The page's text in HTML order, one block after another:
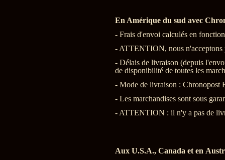
En Amérique du sud avec
- Frais d'envoi calculés en
- ATTENTION, nous n'acceptons
- Délais de livraison (depuis
de disponibilité de toutes les
- Mode de livraison : Chronopost
- Les marchandises sont sous
- ATTENTION : il n'y a pas de
Aux U.S.A., Canada et en